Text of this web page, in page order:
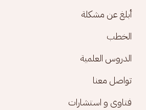
أبلغ عن مشكلة
الخطب
الدروس العلمية
تواصل معنا
فتاوى و استشارات